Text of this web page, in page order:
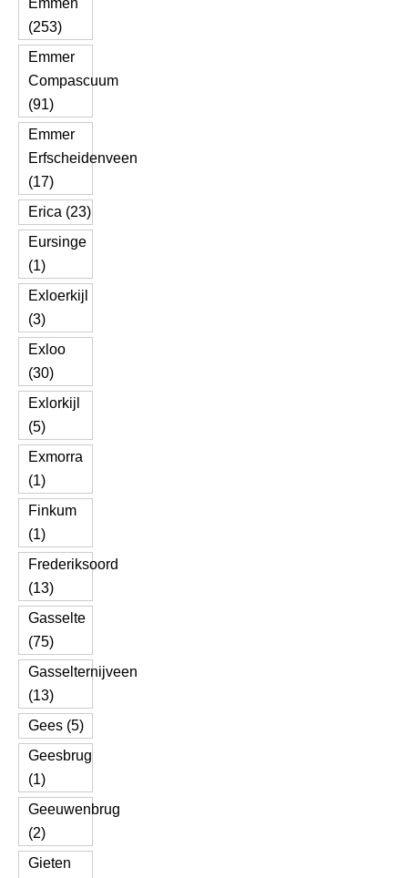
Emmen
(253)
Emmer
Compascuum
(91)
Emmer
Erfscheidenveen
(17)
Erica (23)
Eursinge
(1)
Exloerkijl
(3)
Exloo
(30)
Exlorkijl
(5)
Exmorra
(1)
Finkum
(1)
Frederiksoord
(13)
Gasselte
(75)
Gasselternijveen
(13)
Gees (5)
Geesbrug
(1)
Geeuwenbrug
(2)
Gieten